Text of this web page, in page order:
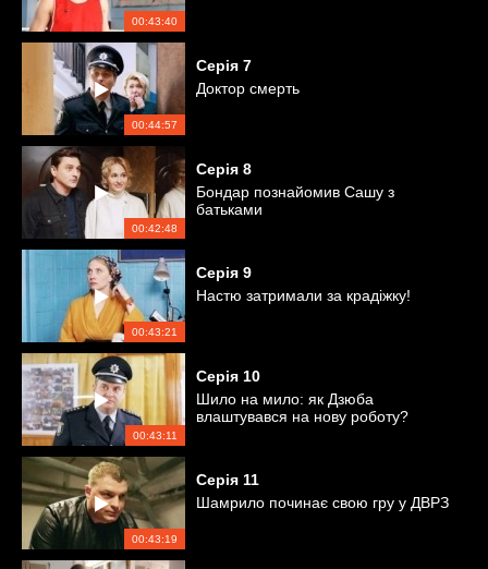
00:43:40
00:44:57
Серія 7
Доктор смерть
00:42:48
Серія 8
Бондар познайомив Сашу з
батьками
00:43:21
Серія 9
Настю затримали за крадіжку!
00:43:11
Серія 10
Шило на мило: як Дзюба
влаштувався на нову роботу?
00:43:19
Серія 11
Шамрило починає свою гру у ДВРЗ